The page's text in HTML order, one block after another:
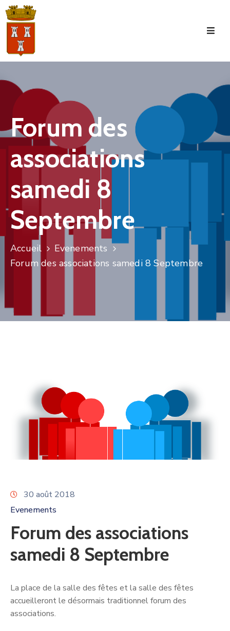
Accueil
Commune
Tourisme
Manifestations
Municipale
Services
Jeunesse
Forum des
associations
samedi 8
Septembre
Accueil
Evenements
Forum des associations samedi 8 Septembre
30 août 2018
Evenements
Forum des associations
samedi 8 Septembre
La place de la salle des fêtes et la salle des fêtes
accueilleront le désormais traditionnel forum des
associations.